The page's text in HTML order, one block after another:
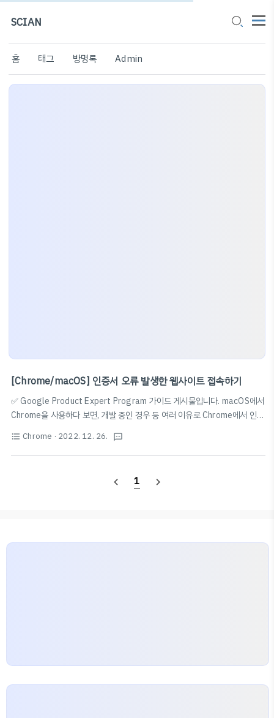
SCIAN
홈 태그 방명록 Admin
[Chrome/macOS] 인증서 오류 발생한 웹사이트 접속하기
✅ Google Product Expert Program 가이드 게시물입니다. macOS에서
Chrome을 사용하다 보면, 개발 중인 경우 등 여러 이유로 Chrome에서 인증
경우를 간혹 볼 수 있다. macOS가 아닌 Windows나 iOS 등 다른 운영체제
의 Chrome에서는 '고급' 옵션에서 [사이트] (안전하지 않음) (으)로 이동 버
아예 접근 자체가 불가능한 것처럼 보인다.
format_list_bulleted Chrome · 2022. 12. 26. textsms
navigate_before 1 navigate_next